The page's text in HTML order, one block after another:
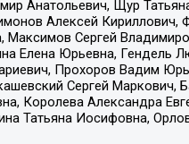
Анатольевич, Щур
Алексей Кириллович,
Сергей
Елена Юрьевна, Гендель
Прохоров Вадим
Сергей
Королева Александра
Татьяна Иосифовна,